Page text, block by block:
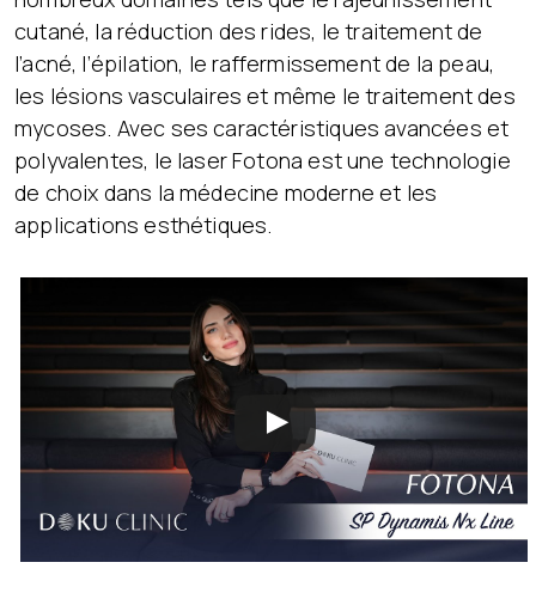
cutané, la réduction des rides, le traitement de
l’acné, l’épilation, le raffermissement de la peau,
les lésions vasculaires et même le traitement des
mycoses. Avec ses caractéristiques avancées et
polyvalentes, le laser Fotona est une technologie
de choix dans la médecine moderne et les
applications esthétiques.